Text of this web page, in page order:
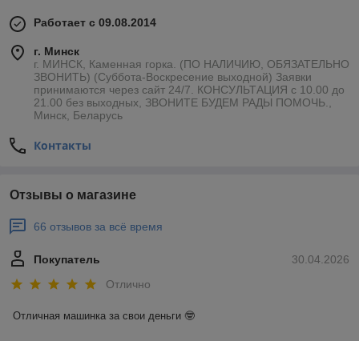
Работает с 09.08.2014
г. Минск
г. МИНСК, Каменная горка. (ПО НАЛИЧИЮ, ОБЯЗАТЕЛЬНО
ЗВОНИТЬ) (Суббота-Воскресение выходной) Заявки
принимаются через сайт 24/7. КОНСУЛЬТАЦИЯ с 10.00 до
21.00 без выходных, ЗВОНИТЕ БУДЕМ РАДЫ ПОМОЧЬ.,
Минск, Беларусь
Контакты
Отзывы о магазине
66 отзывов за всё время
30.04.2026
Покупатель
Отлично
Отличная машинка за свои деньги 🤓